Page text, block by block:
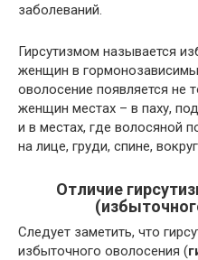
заболеваний.
Гирсутизмом называется
женщин в
оволосение появляется не
женщин местах – в паху,
и в местах, где волосяной
на лице, груди, спине,
Отличие
Следует заметить, что
избыточного оволосения (